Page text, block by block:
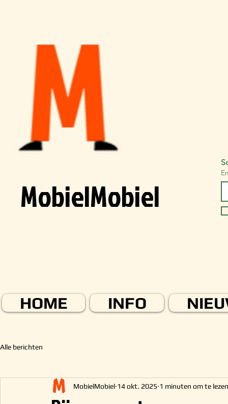
MobielMobiel
HOME INFO
Alle berichten
MobielMobiel 14 okt. 2025 1 minuten om te lezen